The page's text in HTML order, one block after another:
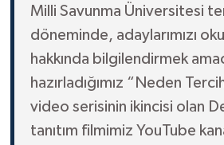
Milli Savunma Üniversitesi
döneminde, adaylarımızı
hakkında bilgilendirmek
hazırladığımız “Neden
video serisinin ikincisi olan
tanıtım filmimiz YouTube